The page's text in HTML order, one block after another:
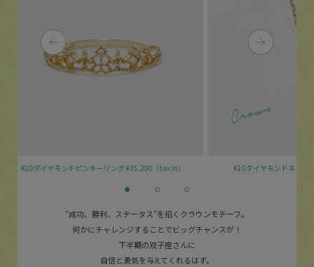
tax in） K10ダイヤモンドネックレス¥30,800（tax in） K10ダイ
“成功、勝利、ステータス”を招くクラウンモチーフ。
何かにチャレンジすることでビッグチャンスが！
下半期の双子座さんに
自信と勇気を与えてくれるはず。